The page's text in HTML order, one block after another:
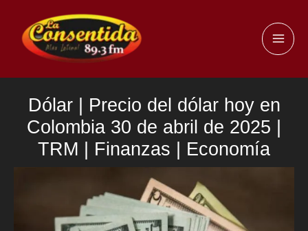
contenido
Dólar | Precio del dólar hoy en
Colombia 30 de abril de 2025 |
TRM | Finanzas | Economía